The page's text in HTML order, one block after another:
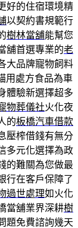
好的住宿環境精
以契約書規範行
樹林當舖能幫您
舖首選專業的老
大品牌寵物飼料
用處方食品為車
體驗新選擇超多
物葬儀社火化夜
的板橋汽車借款
壓榨借錢有無分
多元化選擇為政
的難關為您做最
行在客戶保障了
過世處理如火化
當舖業界深耕樹
題免費諮詢幾天